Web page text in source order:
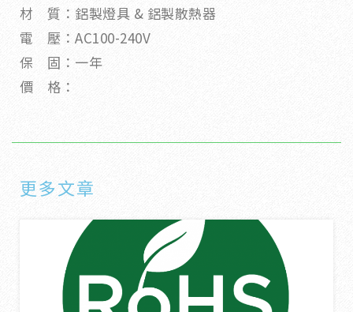
材 質：鋁製燈具 & 鋁製散熱器
電 壓：AC100-240V
保 固：一年
價 格：
更多文章